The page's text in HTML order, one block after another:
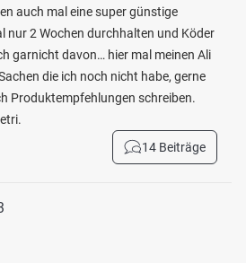
auch mal eine super günstige
nur 2 Wochen durchhalten und Köder
garnicht davon… hier mal meinen Ali
die ich noch nicht habe, gerne
Produktempfehlungen schreiben.
14 Beiträge